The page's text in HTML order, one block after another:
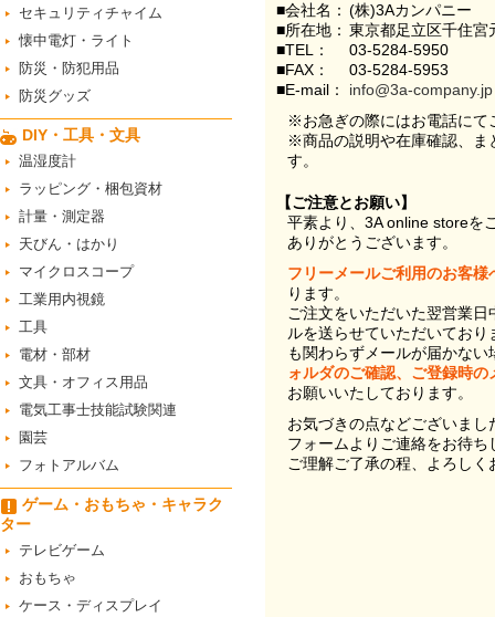
セキュリティチャイム
懐中電灯・ライト
防災・防犯用品
防災グッズ
DIY・工具・文具
温湿度計
ラッピング・梱包資材
計量・測定器
天びん・はかり
マイクロスコープ
工業用内視鏡
工具
電材・部材
文具・オフィス用品
電気工事士技能試験関連
園芸
フォトアルバム
ゲーム・おもちゃ・キャラク
ター
テレビゲーム
おもちゃ
ケース・ディスプレイ
■会社名： (株)3Aカンパニー
■所在地： 東京都足立区千住
■TEL：
03-5284-5950
■FAX：
03-5284-5953
■E-mail：
info@3a-company.jp
※お急ぎの際にはお電話にて
※商品の説明や在庫確認、ま
す。
【ご注意とお願い】
平素より、3A online storeを
ありがとうございます。
フリーメールご利用のお客様
ります。
ご注文をいただいた翌営業
ルを送らせていただいてお
も関わらずメールが届かない
ォルダのご確認、ご登録時
お願いいたしております。
お気づきの点などございま
フォームよりご連絡をお待ち
ご理解ご了承の程、よろし